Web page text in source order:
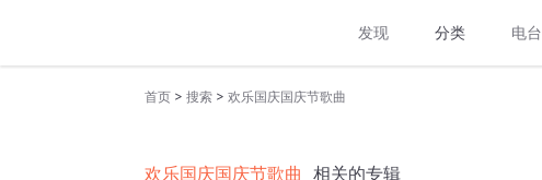
发现 分类 电台
首页 > 搜索 > 欢乐国庆国庆节歌曲
欢乐国庆国庆节歌曲 相关的专辑